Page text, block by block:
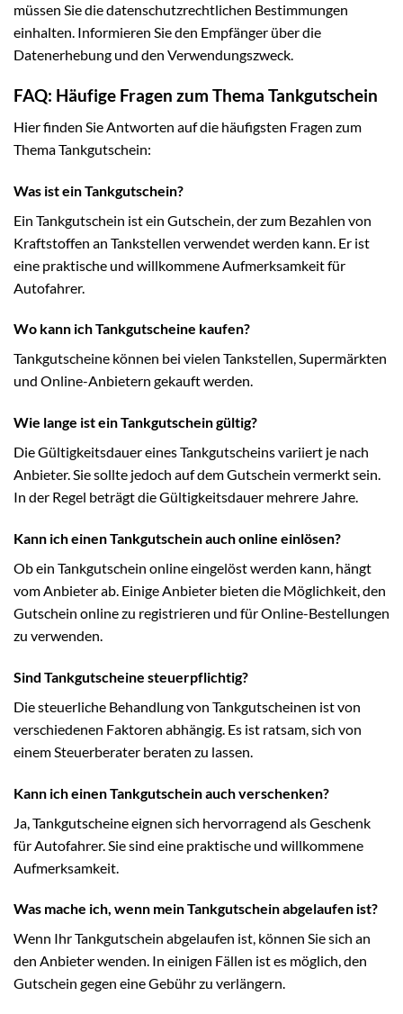
müssen Sie die datenschutzrechtlichen Bestimmungen
einhalten. Informieren Sie den Empfänger über die
Datenerhebung und den Verwendungszweck.
FAQ: Häufige Fragen zum Thema Tankgutschein
Hier finden Sie Antworten auf die häufigsten Fragen zum
Thema Tankgutschein:
Was ist ein Tankgutschein?
Ein Tankgutschein ist ein Gutschein, der zum Bezahlen von
Kraftstoffen an Tankstellen verwendet werden kann. Er ist
eine praktische und willkommene Aufmerksamkeit für
Autofahrer.
Wo kann ich Tankgutscheine kaufen?
Tankgutscheine können bei vielen Tankstellen, Supermärkten
und Online-Anbietern gekauft werden.
Wie lange ist ein Tankgutschein gültig?
Die Gültigkeitsdauer eines Tankgutscheins variiert je nach
Anbieter. Sie sollte jedoch auf dem Gutschein vermerkt sein.
In der Regel beträgt die Gültigkeitsdauer mehrere Jahre.
Kann ich einen Tankgutschein auch online einlösen?
Ob ein Tankgutschein online eingelöst werden kann, hängt
vom Anbieter ab. Einige Anbieter bieten die Möglichkeit, den
Gutschein online zu registrieren und für Online-Bestellungen
zu verwenden.
Sind Tankgutscheine steuerpflichtig?
Die steuerliche Behandlung von Tankgutscheinen ist von
verschiedenen Faktoren abhängig. Es ist ratsam, sich von
einem Steuerberater beraten zu lassen.
Kann ich einen Tankgutschein auch verschenken?
Ja, Tankgutscheine eignen sich hervorragend als Geschenk
für Autofahrer. Sie sind eine praktische und willkommene
Aufmerksamkeit.
Was mache ich, wenn mein Tankgutschein abgelaufen ist?
Wenn Ihr Tankgutschein abgelaufen ist, können Sie sich an
den Anbieter wenden. In einigen Fällen ist es möglich, den
Gutschein gegen eine Gebühr zu verlängern.